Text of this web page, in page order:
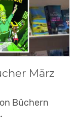
März
Büchern